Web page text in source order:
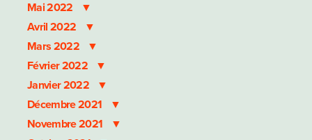
Mai 2022
Avril 2022
Mars 2022
Février 2022
Janvier 2022
Décembre 2021
Novembre 2021